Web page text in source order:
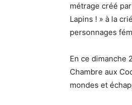
métrage créé
Lapins ! » à la
personnages
En ce dimanche
Chambre aux
mondes et